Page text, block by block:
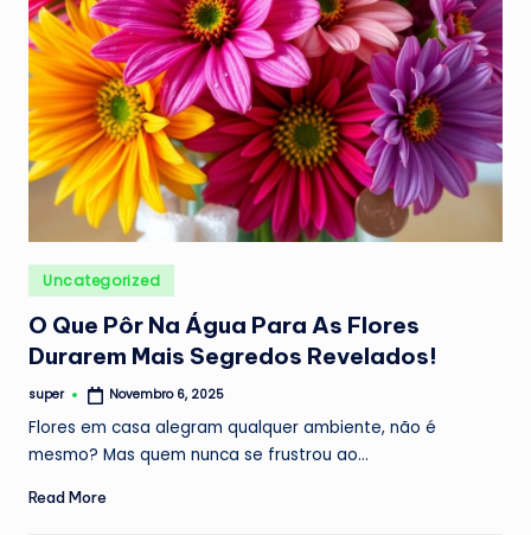
Posted
in
Uncategorized
O Que Pôr Na Água Para As Flores
Durarem Mais Segredos Revelados!
Posted
super Novembro 6, 2025
Flores em casa alegram qualquer ambiente, não é
mesmo? Mas quem nunca se frustrou ao…
Read More